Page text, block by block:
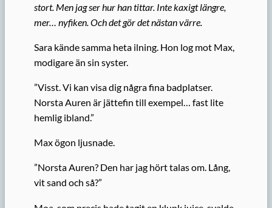
stort. Men jag ser hur han tittar. Inte kaxigt längre,
mer… nyfiken. Och det gör det nästan värre.
Sara kände samma heta ilning. Hon log mot Max,
modigare än sin syster.
”Visst. Vi kan visa dig några fina badplatser.
Norsta Auren är jättefin till exempel… fast lite
hemlig ibland.”
Max ögon ljusnade.
”Norsta Auren? Den har jag hört talas om. Lång,
vit sand och så?”